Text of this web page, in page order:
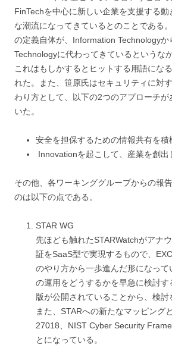
FinTechを中心に新しい企業を支援する動
な潮流になってきているとのことである
の定義自体が、Information Technologyか
Technologyに代わってきているというな
これはもしかするとヒットする用語にな
れた。また、笹原氏はセキュリティに対
わり方として、以下の2つのアプローチが
いた。
安全を担保するための情報共有を積
Innovationを起こして、産業を創出
その他、各ワーキンググループからの報
のは以下の点である。
STAR WG
先ほども触れたSTARWatchがアナ
証をSaaS型で実現するもので、
のやり方から一歩進んだ形になって
の運用をどうするかを早急に検討す
版が公開されていることから、検討
また、STARへの新たなマッピング
27018、NIST Cyber Security
とになっている。